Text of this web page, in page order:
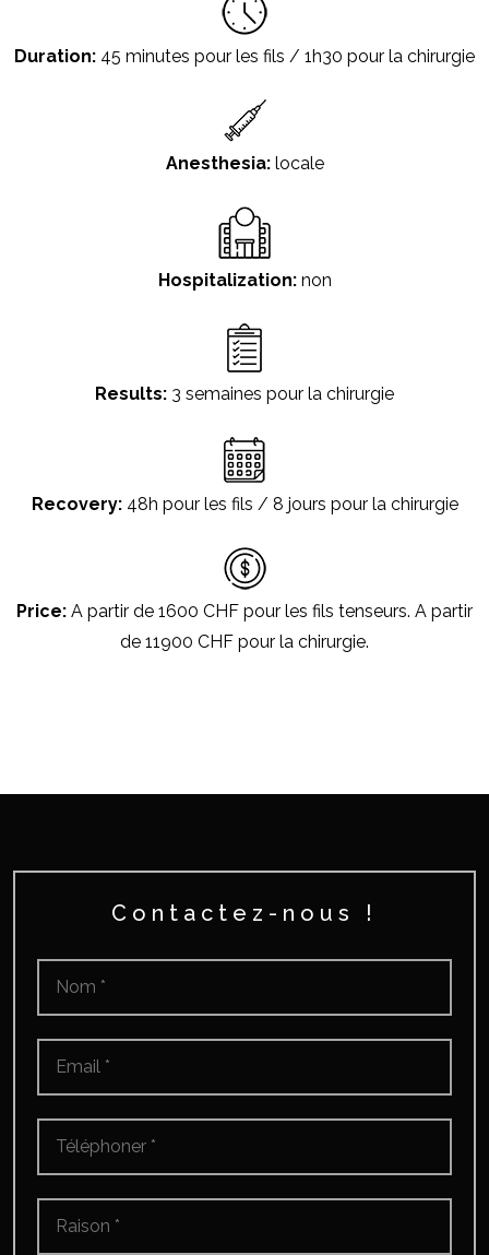
Duration: 45 minutes pour les fils / 1h30 pour la chirurgie
Anesthesia:locale
Hospitalization:non
Results: 3 semaines pour la chirurgie
Recovery:48h pour les fils / 8 jours pour la chirurgie
Price: A partir de 1600 CHF pour les fils tenseurs. A partir
de 11900 CHF pour la chirurgie.
Contactez-nous !
Nom *
Email *
Téléphoner *
Raison *